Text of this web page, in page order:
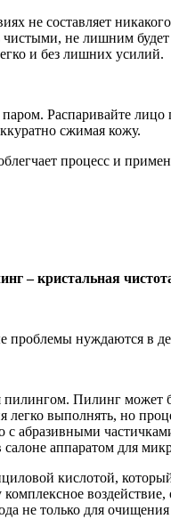
не составляет
не лишним
и без лишних усилий.
Распаривайте лицо
сжимая кожу.
процесс и
– кристальная
проблемы нуждаются в
пилингом. Пилинг
выполнять, но
абразивными
аппаратом для
кислотой,
не только для